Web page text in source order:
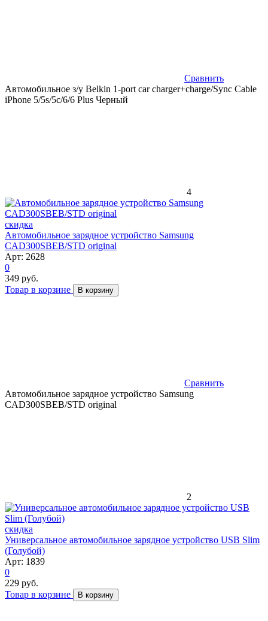
Сравнить
Автомобильное з/у Belkin 1-port car charger+charge/Sync Cable
iPhone 5/5s/5c/6/6 Plus Черный
4
скидка
Автомобильное зарядное устройство Samsung
CAD300SBEB/STD original
Арт: 2628
0
349 руб.
Товар в корзине
В корзину
Сравнить
Автомобильное зарядное устройство Samsung
CAD300SBEB/STD original
2
скидка
Универсальное автомобильное зарядное устройство USB Slim
(Голубой)
Арт: 1839
0
229 руб.
Товар в корзине
В корзину